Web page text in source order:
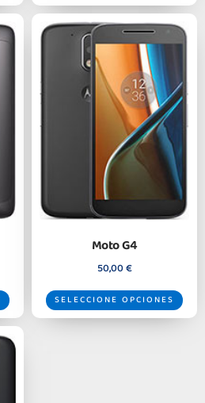
Moto G4
50,00€
SELECCIONE OPCIONES